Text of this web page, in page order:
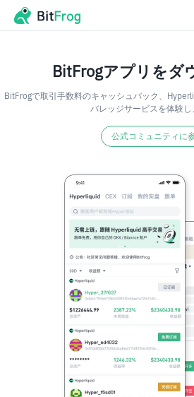
BitFrogアプリをダ
BitFrogで取引手数料のキャッシュバック、
バレッジサービスを体験し
公式コミュニティに